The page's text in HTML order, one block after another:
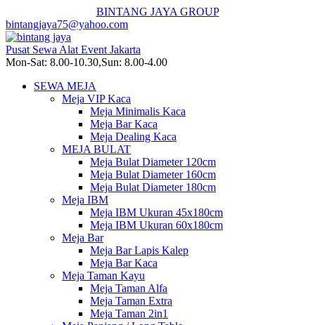
BINTANG JAYA GROUP
bintangjaya75@yahoo.com
Pusat Sewa Alat Event Jakarta
Mon-Sat: 8.00-10.30,Sun: 8.00-4.00
SEWA MEJA
Meja VIP Kaca
Meja Minimalis Kaca
Meja Bar Kaca
Meja Dealing Kaca
MEJA BULAT
Meja Bulat Diameter 120cm
Meja Bulat Diameter 160cm
Meja Bulat Diameter 180cm
Meja IBM
Meja IBM Ukuran 45x180cm
Meja IBM Ukuran 60x180cm
Meja Bar
Meja Bar Lapis Kalep
Meja Bar Kaca
Meja Taman Kayu
Meja Taman Alfa
Meja Taman Extra
Meja Taman 2in1